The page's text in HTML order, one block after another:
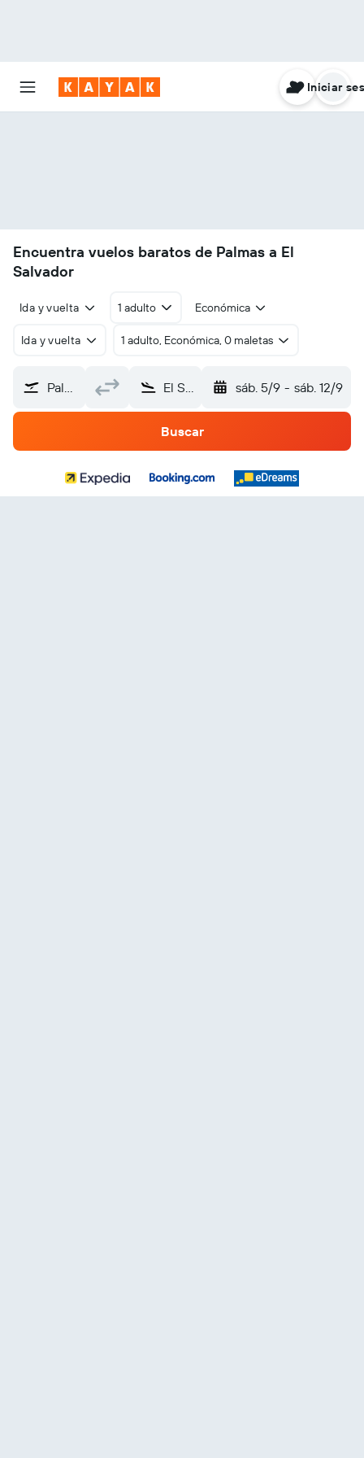
Iniciar
Encuentra vuelos baratos de Palmas a El
Salvador
Ida y vuelta 1 adulto Económica
Ida y vuelta 1 adulto, Económica, 0 maletas
Palmas (PMW) El Salvador sáb. 5/9 - sáb. 12/9
Buscar